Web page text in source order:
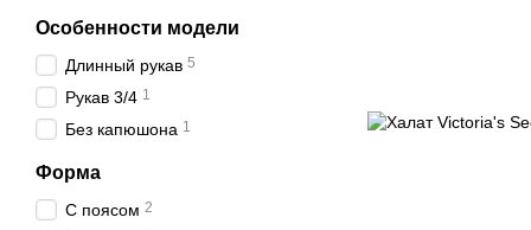
Особенности модели
Длинный рукав 5
Рукав 3/4 1
Без капюшона 1
Форма
С поясом 2